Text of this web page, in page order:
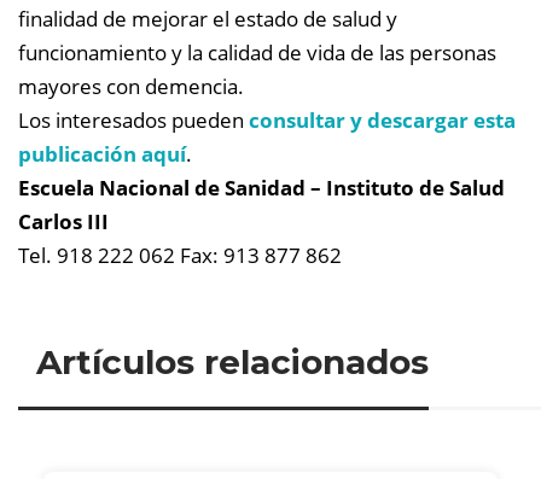
finalidad de mejorar el estado de salud y
funcionamiento y la calidad de vida de las personas
mayores con demencia.
Los interesados pueden consultar y descargar esta
publicación aquí.
Escuela Nacional de Sanidad – Instituto de Salud
Carlos III
Tel. 918 222 062 Fax: 913 877 862
Artículos relacionados